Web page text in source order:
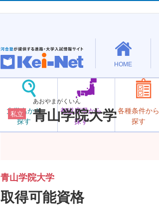
HOME
大学名から
探す
都道府県から
探す
各種条件から
探す
私立
あおやまがくいん
青山学院大学
青山学院大学
取得可能資格